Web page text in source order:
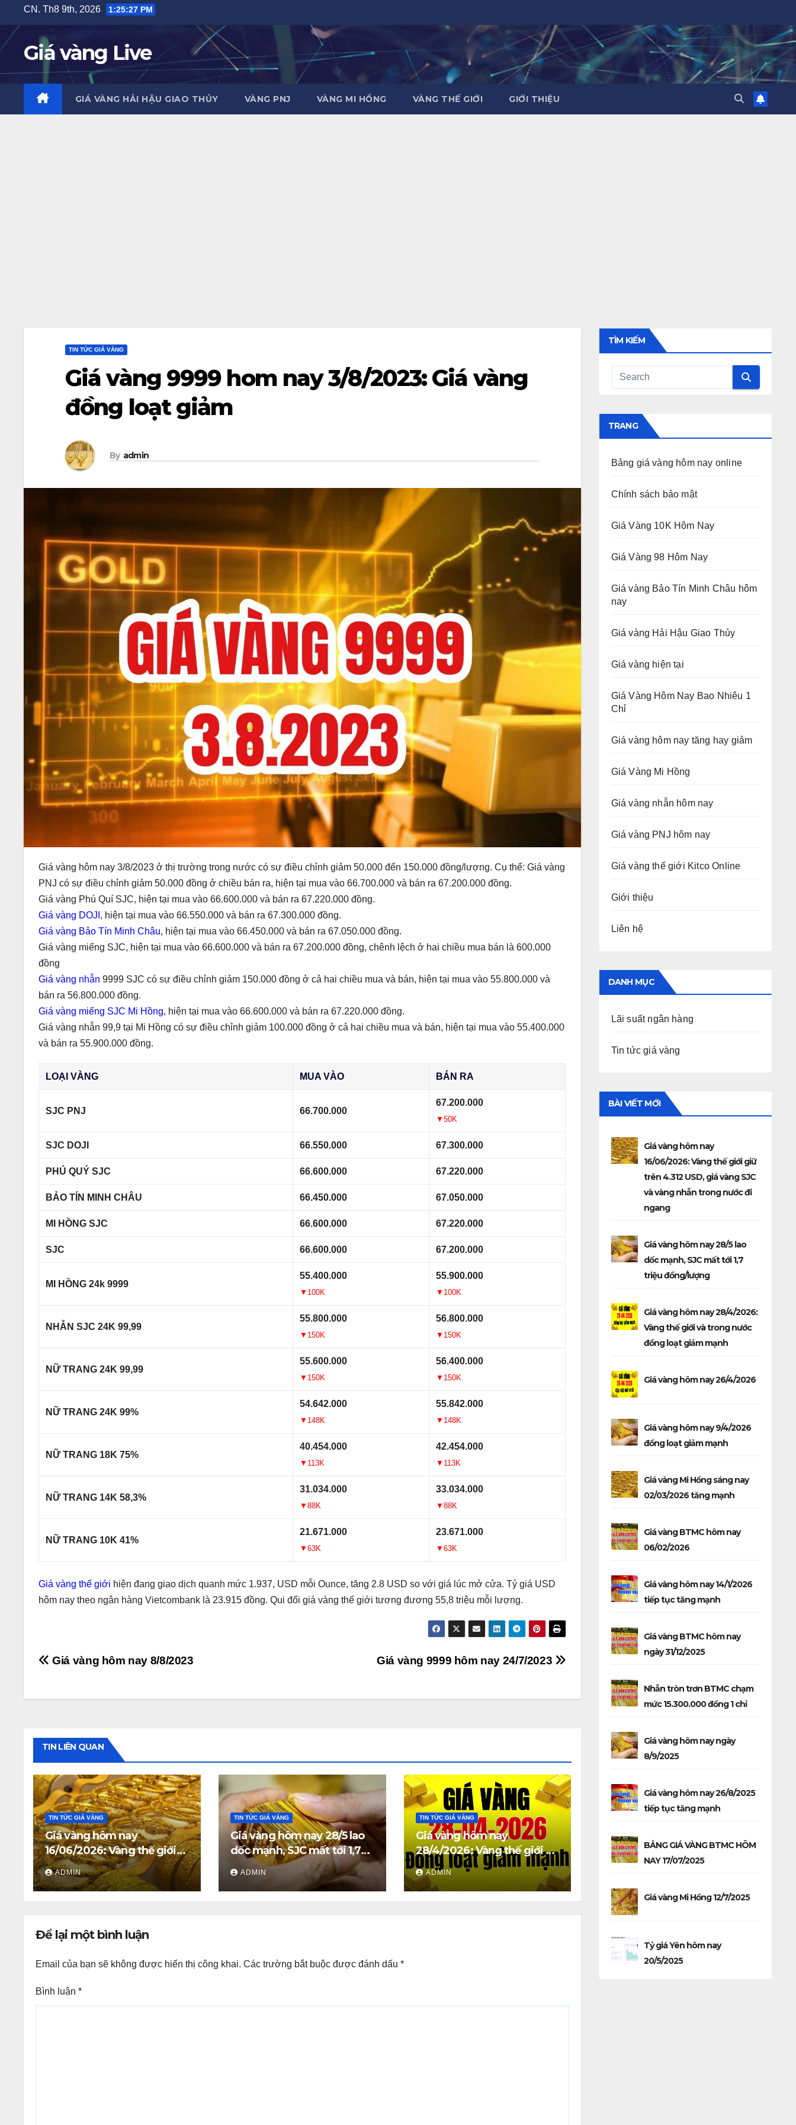
content
CN. Th8 9th, 2026 1:25:28 PM
Giá vàng Live
GIÁ VÀNG HẢI HẬU GIAO THỦY VÀNG PNJ VÀNG MI HỒNG VÀNG THẾ GIỚI GIỚI THIỆU
TIN TỨC GIÁ VÀNG
Giá vàng 9999 hom nay 3/8/2023: Giá vàng
đồng loạt giảm
By admin
Giá vàng hôm nay 3/8/2023 ở thị trường trong nước có sự điều chỉnh giảm 50.000 đến 150.000 đồng/lượng. Cụ thể: Giá vàng
PNJ có sự điều chỉnh giảm 50.000 đồng ở chiều bán ra, hiện tại mua vào 66.700.000 và bán ra 67.200.000 đồng.
Giá vàng Phú Quí SJC, hiện tại mua vào 66.600.000 và bán ra 67.220.000 đồng.
Giá vàng DOJI , hiện tại mua vào 66.550.000 và bán ra 67.300.000 đồng.
Giá vàng Bảo Tín Minh Châu, hiện tại mua vào 66.450.000 và bán ra 67.050.000 đồng.
Giá vàng miếng SJC, hiện tại mua vào 66.600.000 và bán ra 67.200.000 đồng, chênh lệch ở hai chiều mua bán là 600.000
đồng
Giá vàng nhẫn 9999 SJC có sự điều chỉnh giảm 150.000 đồng ở cả hai chiều mua và bán, hiện tại mua vào 55.800.000 và
bán ra 56.800.000 đồng.
Giá vàng miếng SJC Mi Hồng, hiện tại mua vào 66.600.000 và bán ra 67.220.000 đồng.
Giá vàng nhẫn 99,9 tại Mi Hồng có sự điều chỉnh giảm 100.000 đồng ở cả hai chiều mua và bán, hiện tại mua vào 55.400.000
và bán ra 55.900.000 đồng.
LOẠI VÀNG MUA VÀO BÁN RA
SJC PNJ 66.700.000
67.200.000
▼50K
SJC DOJI 66.550.000 67.300.000
PHÚ QUÝ SJC 66.600.000 67.220.000
BẢO TÍN MINH CHÂU 66.450.000 67.050.000
MI HỒNG SJC 66.600.000 67.220.000
SJC 66.600.000 67.200.000
MI HỒNG 24k 9999
55.400.000
▼100K
55.900.000
▼100K
NHẪN SJC 24K 99,99
55.800.000
▼150K
56.800.000
▼150K
NỮ TRANG 24K 99,99
55.600.000
▼150K
56.400.000
▼150K
NỮ TRANG 24K 99%
54.642.000
▼148K
55.842.000
▼148K
NỮ TRANG 18K 75%
40.454.000
▼113K
42.454.000
▼113K
NỮ TRANG 14K 58,3%
31.034.000
▼88K
33.034.000
▼88K
NỮ TRANG 10K 41%
21.671.000
▼63K
23.671.000
▼63K
Giá vàng thế giới hiện đang giao dịch quanh mức 1.937, USD mỗi Ounce, tăng 2.8 USD so với giá lúc mở cửa. Tỷ giá USD
hôm nay theo ngân hàng Vietcombank là 23.915 đồng. Qui đổi giá vàng thế giới tương đương 55,8 triệu mỗi lượng.
Điều
bài
Giá vàng 9999 hôm nay 24/7/2023
Giá vàng hôm nay 8/8/2023
TIN LIÊN QUAN
TIN TỨC GIÁ VÀNG
Giá vàng hôm nay
16/06/2026: Vàng thế giới
giữ trên 4.312 USD, giá vàng
SJC và vàng nhẫn trong
nước đi ngang
ADMIN
TIN TỨC GIÁ VÀNG
Giá vàng hôm nay 28/5 lao
dốc mạnh, SJC mất tới 1,7
triệu đồng/lượng
ADMIN
TIN TỨC GIÁ VÀNG
Giá vàng hôm nay
28/4/2026: Vàng thế giới và
trong nước đồng loạt giảm
mạnh
ADMIN
Để lại một bình luận
Email của bạn sẽ không được hiển thị công khai. Các trường bắt buộc được đánh dấu *
Bình luận *
TÌM KIẾM
TRANG
Bảng giá vàng hôm nay online
Chính sách bảo mật
Giá Vàng 10K Hôm Nay
Giá Vàng 98 Hôm Nay
Giá vàng Bảo Tín Minh Châu hôm
nay
Giá vàng Hải Hậu Giao Thủy
Giá vàng hiện tại
Giá Vàng Hôm Nay Bao Nhiêu 1
Chỉ
Giá vàng hôm nay tăng hay giảm
Giá Vàng Mi Hồng
Giá vàng nhẫn hôm nay
Giá vàng PNJ hôm nay
Giá vàng thế giới Kitco Online
Giới thiệu
Liên hệ
DANH MỤC
Lãi suất ngân hàng
Tin tức giá vàng
BÀI VIẾT MỚI
Giá vàng hôm nay
16/06/2026: Vàng thế giới giữ
trên 4.312 USD, giá vàng SJC
và vàng nhẫn trong nước đi
ngang
Giá vàng hôm nay 28/5 lao
dốc mạnh, SJC mất tới 1,7
triệu đồng/lượng
Giá vàng hôm nay 28/4/2026:
Vàng thế giới và trong nước
đồng loạt giảm mạnh
Giá vàng hôm nay 26/4/2026
Giá vàng hôm nay 9/4/2026
đồng loạt giảm mạnh
Giá vàng Mi Hồng sáng nay
02/03/2026 tăng mạnh
Giá vàng BTMC hôm nay
06/02/2026
Giá vàng hôm nay 14/1/2026
tiếp tục tăng mạnh
Giá vàng BTMC hôm nay
ngày 31/12/2025
Nhẫn tròn trơn BTMC chạm
mức 15.300.000 đồng 1 chỉ
Giá vàng hôm nay ngày
8/9/2025
Giá vàng hôm nay 26/8/2025
tiếp tục tăng mạnh
BẢNG GIÁ VÀNG BTMC HÔM
NAY 17/07/2025
Giá vàng Mi Hồng 12/7/2025
Tỷ giá Yên hôm nay
20/5/2025